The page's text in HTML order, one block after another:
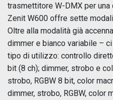
trasmettitore W-DMX per una
Zenit W600 offre sette
Oltre alla modalità già
dimmer e bianco variabile –
tipo di utilizzo: controllo
bit (8 ch); dimmer, strobo e
strobo, RGBW 8 bit, color
dimmer, strobo, RGBW, color